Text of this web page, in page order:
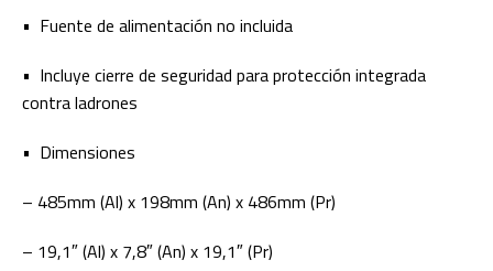
• Fuente de alimentación no incluida
• Incluye cierre de seguridad para protección integrada
contra ladrones
• Dimensiones
– 485mm (Al) x 198mm (An) x 486mm (Pr)
– 19,1″ (Al) x 7,8″ (An) x 19,1″ (Pr)